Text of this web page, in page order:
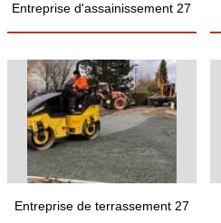
Entreprise d'assainissement 27
Entreprise de terrassement 27